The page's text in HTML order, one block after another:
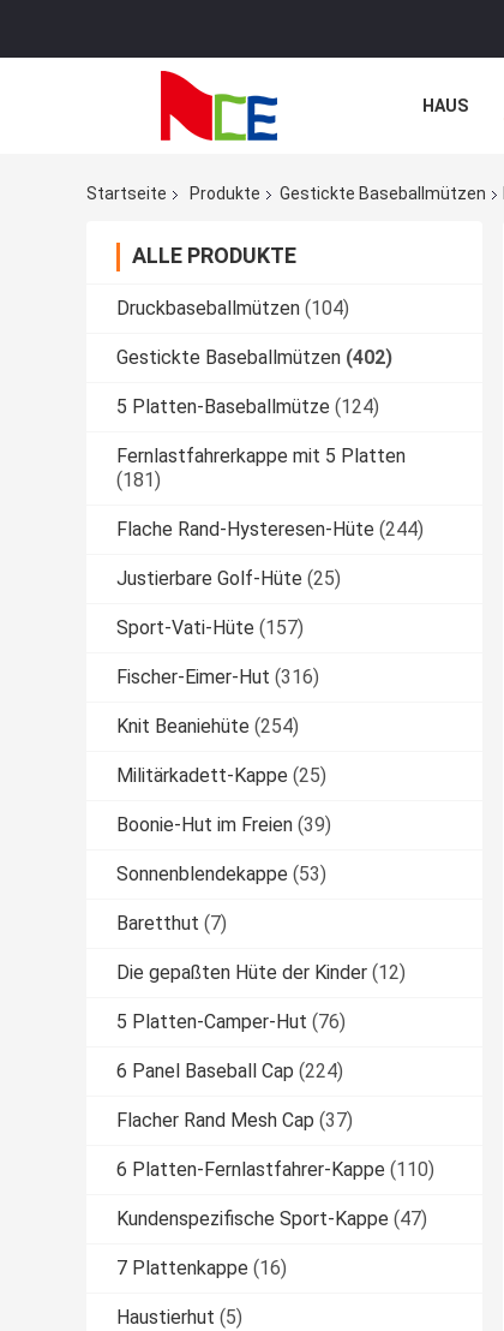
HAUS
Startseite
Produkte Gestickte Baseballmützen
ALLE PRODUKTE
Druckbaseballmützen (104)
Gestickte Baseballmützen (402)
5 Platten-Baseballmütze (124)
Fernlastfahrerkappe mit 5 Platten
(181)
Flache Rand-Hysteresen-Hüte (244)
Justierbare Golf-Hüte (25)
Sport-Vati-Hüte (157)
Fischer-Eimer-Hut (316)
Knit Beaniehüte (254)
Militärkadett-Kappe (25)
Boonie-Hut im Freien (39)
Sonnenblendekappe (53)
Baretthut (7)
Die gepaßten Hüte der Kinder (12)
5 Platten-Camper-Hut (76)
6 Panel Baseball Cap (224)
Flacher Rand Mesh Cap (37)
6 Platten-Fernlastfahrer-Kappe (110)
Kundenspezifische Sport-Kappe (47)
7 Plattenkappe (16)
Haustierhut (5)